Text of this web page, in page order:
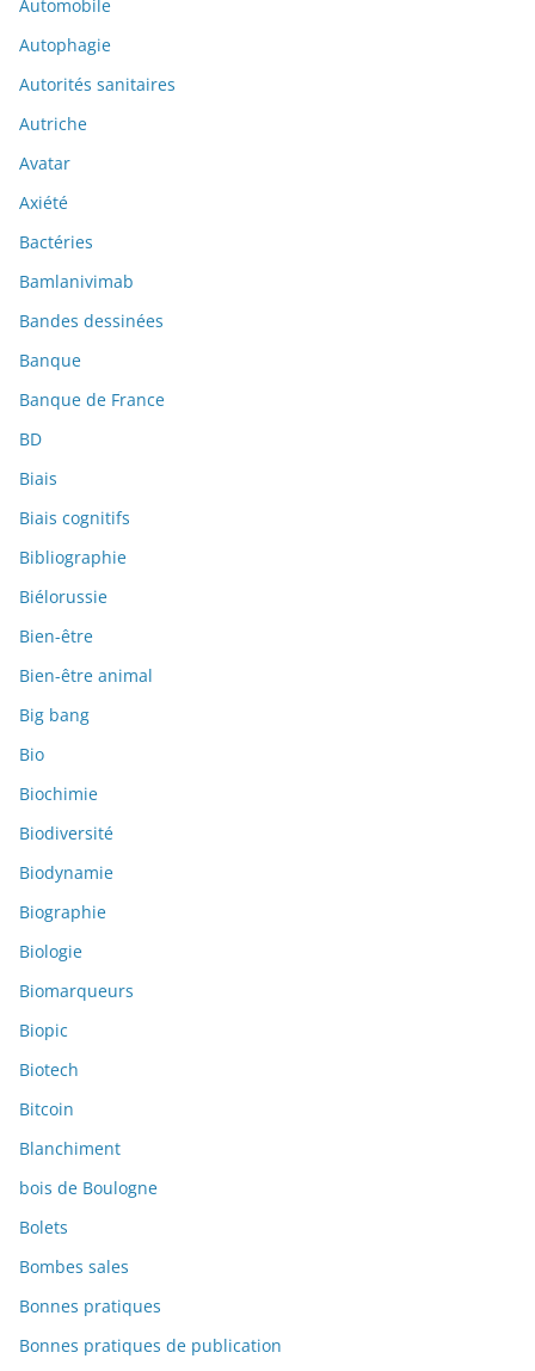
Automobile
Autophagie
Autorités sanitaires
Autriche
Avatar
Axiété
Bactéries
Bamlanivimab
Bandes dessinées
Banque
Banque de France
BD
Biais
Biais cognitifs
Bibliographie
Biélorussie
Bien-être
Bien-être animal
Big bang
Bio
Biochimie
Biodiversité
Biodynamie
Biographie
Biologie
Biomarqueurs
Biopic
Biotech
Bitcoin
Blanchiment
bois de Boulogne
Bolets
Bombes sales
Bonnes pratiques
Bonnes pratiques de publication